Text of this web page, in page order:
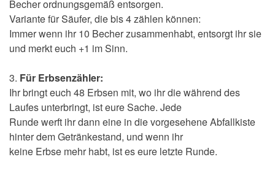
Becher ordnungsgemäß entsorgen.
Variante für Säufer, die bis 4 zählen können:
Immer wenn ihr 10 Becher zusammenhabt, entsorgt ihr sie
und merkt euch +1 im Sinn.
3. Für Erbsenzähler:
Ihr bringt euch 48 Erbsen mit, wo ihr die während des
Laufes unterbringt, ist eure Sache. Jede
Runde werft ihr dann eine in die vorgesehene Abfallkiste
hinter dem Getränkestand, und wenn ihr
keine Erbse mehr habt, ist es eure letzte Runde.